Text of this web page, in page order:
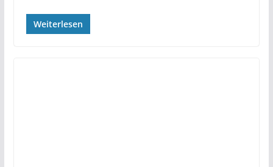
Weiterlesen